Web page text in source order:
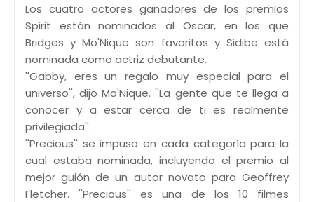
Los cuatro actores ganadores de los premios
Spirit están nominados al Oscar, en los que
Bridges y Mo'Nique son favoritos y Sidibe está
nominada como actriz debutante.
''Gabby, eres un regalo muy especial para el
universo'', dijo Mo'Nique. ''La gente que te llega a
conocer y a estar cerca de ti es realmente
privilegiada''.
''Precious'' se impuso en cada categoría para la
cual estaba nominada, incluyendo el premio al
mejor guión de un autor novato para Geoffrey
Fletcher. ''Precious'' es una de los 10 filmes